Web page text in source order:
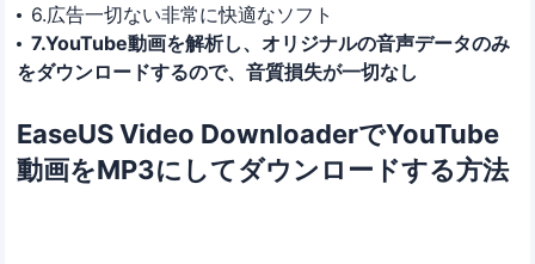
6.広告一切ない非常に快適なソフト
7.YouTube動画を解析し、オリジナルの音声データのみ
をダウンロードするので、音質損失が一切なし
EaseUS Video DownloaderでYouTube
動画をMP3にしてダウンロードする方法